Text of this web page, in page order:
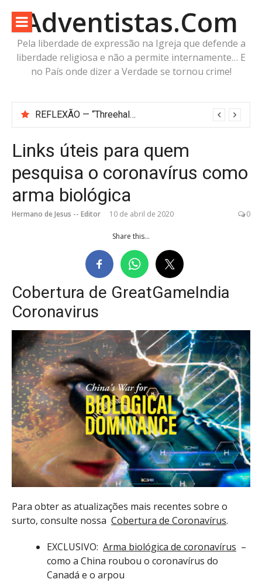
para
conteúdo
Adventistas.Com
Pela liberdade de expressão na Igreja que defende a
liberdade religiosa e não a permite internamente… E
no País onde dizer a Verdade se tornou crime!
Antes da Imagem da Besta: Estaria a Humanidade Construindo a Imagem Pré-Besta com cabeça de Cordeiro e Voz do Dragão?
Links úteis para quem
pesquisa o coronavírus como
arma biológica
Hermano de Jesus -- Editor 10 de abril de 2020 0
Share this...
Cobertura de GreatGameIndia
Coronavirus
Para obter as atualizações mais recentes sobre o
surto, consulte nossa Cobertura de Coronavírus.
EXCLUSIVO: Arma biológica de coronavírus –
como a China roubou o coronavírus do
Canadá e o arpou